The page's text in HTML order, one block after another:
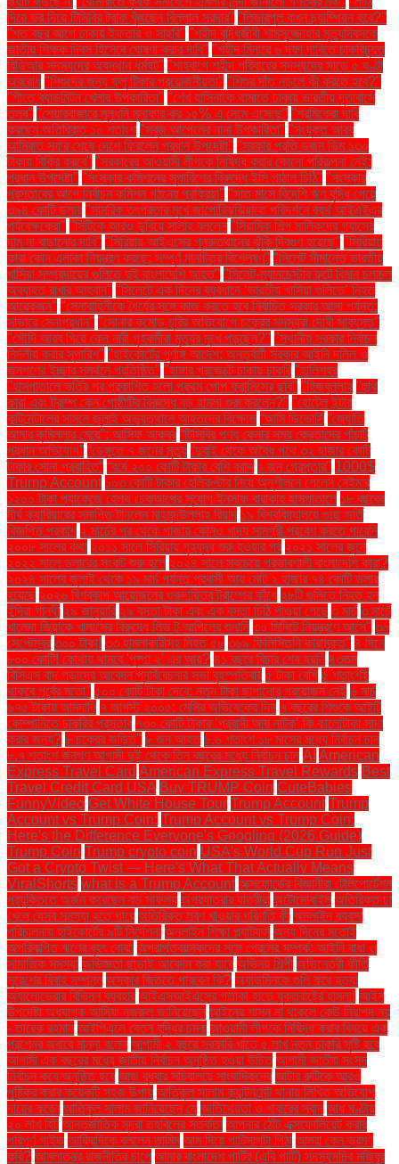
দিয়ে ভর দিয়ে টিসিবির ট্রাক খুঁজছেন বিল্লাল সরদার" "লিভারপুল কখন চ্যাম্পিয়ন হবে?"
"শত বছর আগে ঢাকায় ইফতার ও সাহ্‌রি" "শহীদ বুদ্ধিজীবী শামসুজ্জোহার মৃত্যুদিবসকে
জাতীয় শিক্ষক দিবস হিসেবে ঘোষণা করার দাবি" "শহীদ মিনারে ৬ দফা দাবিতে চাকরিচ্যুত
বিডিআর সদস্যদের অবস্থান ধর্মঘট" "শাহবাগে শহীদ পরিবারের সদস্যদের সাড়ে ৫ ঘণ্টা
অবরোধ "শিশুদের জন্য ফ্লু টিকার প্রয়োজনীয়তা" "শিশুর দাঁত নড়লে কী করতে হবে?"
"শীতে ব্যাডমিন্টন খেলার উপকারিতা" "শেখ হাসিনাকে থামাতে ঢাকায় ভারতীয় দূতাবাসে
তলব" "শেয়ারবাজারে মূলধনি মুনাফার কর ১৫% এ নেমে এসেছে" "শ্রমিকেরা দাবি
করছেন অতিরিক্ত ১০ শতাংশ "সবুজ আপেলের নানা উপকারিতা" "সংযুক্ত আরব
আমিরাত সফর শেষে দেশে ফিরলেন প্রধান উপদেষ্টা" "সরকার প্রতি ডজন ডিম ১৩০
টাকায় বিক্রি করবে" "সরকারের আওয়ামী লীগকে নিষিদ্ধ করার কোনো পরিকল্পনা নেই:
প্রধান উপদেষ্টা" "সংস্কার কমিশনের সুপারিশের বিরুদ্ধে ইসি পাঠাল চিঠি" "সংস্কার
প্রস্তাবের আগে নির্বাচন কমিশন গঠনের প্রক্রিয়া" "সাত মাসে বিদেশি ঋণ বৃদ্ধি পেয়ে
৩৯৪ কোটি ডলার "সামরিক তৎপরতার মুখে জাপোরিঝঝিয়াতে পরিদর্শনে ব্যর্থ আইএইএর
পর্যবেক্ষকেরা" "সিটিকে আরও ডুবিয়ে সালাহ বললেন "সিরামিক শিল্প মালিকদের গ্যাসের
দাম না বাড়ানোর দাবি" "সিরিয়ায় আইএসের পুনরুত্থানের ঝুঁকি দ্বিগুণ হয়েছে" "সিরিয়ায়
কারা কোন এলাকা নিয়ন্ত্রণ করছে: সম্পূর্ণ মানচিত্র বিশ্লেষণ" "সিলেট সীমান্তে ভারতীয়
খাসিয়া সম্প্রদায়ের গুলিতে দুই বাংলাদেশি আহত" "সিলেট-ম্যানচেস্টার রুটে বিমান চলাচল
অব্যাহত রাখার আহ্বান" "সিলেটে এক দিনের ব্যবধানে ‘ভারতীয় খাসিয়া গু‌লিতে’ নিহত
আরেকজন" "সেনাবাহিনীকে ধৈর্যের সঙ্গে কাজ করতে হবে নির্বাচিত সরকার আসা পর্যন্ত:
সাভারে সেনাপ্রধান" "সোনার কমোড চুরির অভিযোগে চক্রের সদস্যরা দোষী সাব্যস্ত"
"সৌদি আরব গিয়ে কেন নারী গৃহকর্মীরা মৃত্যুর মুখে পড়ছেন?" "স্থানীয় সরকার নির্বাচন
নির্দলীয় করার সুপারিশ" "হাইকোর্টের পূর্ণাঙ্গ আদেশ: অন্তর্বর্তী সরকার আইনি দলিল ও
জনগণের ইচ্ছার সমর্থনে প্রতিষ্ঠিত" "হাঙ্গার প্রজেক্টে ঢাকায় চাকরি "হালিশহর
"হাসপাতালে ভর্তির পর প্রকাশিত হলো প্রথম পোপ ফ্রান্সিসের ছবি" "হিজবুল্লাহ "হুথি
কারা এবং ট্রাম্প কেন গোষ্ঠীটির বিরুদ্ধে বড় হামলা শুরু করলেন?" "হোটেল ইন্টার
কন্টিনেন্টালের সামনে জুলাই অভ্যুত্থানে আহতদের বিক্ষোভ “আমি ডিভোর্সি “জ্যোতি
আমার কুমিল্লার মেয়ে”: আসিফ আকবর “টিসিবির পণ্য কেনার সময় ক্রেতাদের পাঁচটি
প্রধান অভিযোগ” “ডেঙ্গুতে ৭ জনের মৃত্যু “দুবাই থেকে অবৈধ পথে ৩২ হাজার কোটি
টাকার সোনা প্রবাহিত” “বর্ষে ২০০ কোটি টাকার বেশি বরাদ্দ ১ জন গ্রেপ্তার" 1000$
Trump Account ১০৩ কোটি টাকার হেলিকপ্টার নিয়ে অনুশীলনে গেলেন নেইমার
১২০০ টাকা প্যাকেজে হেলথ চেকআপের সুযোগ ইনসাফ বারাকাহ হাসপাতালে ১৮ বছরের
দীর্ঘ ক্যারিয়ারের সমাপ্তি টানলেন মাহমুদউল্লাহ রিয়াদ ১৯ বিশ্ববিদ্যালয়ে গুচ্ছ ভর্তি
বিজ্ঞপ্তি প্রকাশ ২ মার্চের পর থেকে গাজায় কোনও খাদ্য সামগ্রী প্রবেশ করতে পারেনি
২০০৮ সালের কথা ২০১১ সালে সিরিয়ায় গৃহযুদ্ধ শুরু হওয়ার পর ২০২১ সালের জুনে
২০২২ সালে ডলারের সংকট শুরু হলে ২০২৪ সালে সবচেয়ে প্রভাবশালী বাংলাদেশি কারা?
২০২৪ সালের জুলাই থেকে ১৯ মার্চ পর্যন্ত প্রবাসী আয় মোট ২ হাজার ৭৪ কোটি ডলার
হয়েছে ২০২৬ বিশ্বকাপ আয়োজনের গুরুদায়িত্ব ট্রাম্পের কাঁধে ২৮টি গুলিতে নিহত হন
ইন্দিরা গান্ধী ২৯ জানুয়ারি ২৯ বস্তা টাকা এবং এক বস্তা চিঠি পাওয়া গেছে ৩ মার্চ ৩ মার্চে
খালেদা জিয়াকে খালাসের বিরুদ্ধে লিভ টু আপিলের শুনানি ৩০ মিনিটে নিয়ন্ত্রণে আসে" ৩০
সেপ্টেম্বর ৩০০ টাকা! ৩৩ হামলাকারীসহ নিহত ৫৮ ৩৬৯ ফিলিস্তিনি কারামুক্ত" ৪ দিনে
৮০০ কোটি! কোথায় থামবে 'পুষ্পা ২' এর আয়? ৪১ বছরে বিচার শেষ হয়নি ৪৩তম
বিসিএস বাদ পড়াদের আবেদন পুনর্বিবেচনার সভা বৃহস্পতিবার ৫ টাকা বেশি ৫ শতাংশই
থাকবে পূর্বের মতো" ৫০০ কোটি টাকা দেবে: নতুন টাকা ছাপানোর প্রয়োজন নেই ৬ মার্চ
৬৭৫ টাকায় আমদানি ৭ আগস্ট ২০০৫: মেসির অভিষেকের দিন ৭ বছরের শিশুকে আইটি
কোম্পানিতে চাকরির প্রস্তাব ৭৩০ কোটি টাকার ‘প্রবাসী আয় নাটক’ কি কালোটাকা সাদা
করার জন্য? ৮ চক্রের জড়িত" ৮ জন আহত ৮.৬ শতাংশ ১৮ মাসের মধ্যে নির্বাচন চান
৮.৭ শতাংশ জনগণ আগামী দুই থেকে তিন বছরের মধ্যে নির্বাচন চান AI American
Express Travel Card American Express Travel Rewards Best
Travel Credit Card USA Buy TRUMP Coin CuteBabies
FunnyVideo Get White House Tour Trump Account Trump
Account vs Trump Coin: Trump Account vs Trump Coin:
Here's the Difference Everyone's Googling (2026 Guide)
Trump Coin Trump crypto coin USA's World Cup Run Just
Got a Crypto Twist — Here's What That Actually Means
ViralShorts what is a Trump Account অক্সফোর্ডের বিজ্ঞানীরা টেলিপোর্টেশন
প্রযুক্তিতে অর্জন করেছেন বড় সাফল্য অগ্রযাত্রার যাত্রীরা অটোমোবাইল অতিরিক্ত চা
খেলে যেসব সমস্যা হতে পারে অতিরিক্ত লবণ খাওয়ার পরিণতি কী অনলাইন ব্যবসা
পরিচালনায় হাইকোর্টের ৯টি নির্দেশনা অনলাইন শিক্ষা প্ল্যাটফর্ম অন্য দিনের মতোই
অপরিকল্পিত ঋণের বৃহৎ বোঝা অপ্রাপ্তবয়স্কদের সঙ্গে প্রেমের সম্পর্ক: আইনি বাধা ও
সামাজিক সমস্যা অভিজ্ঞতা ছাড়াই আবেদন করা যাবে অভিনয় শিল্পী অভিনেত্রী কীর্তি
সুরেশের বিবাহ সম্পন্ন অস্কার জিততে পারবেন কি? অ্যাডমিনকে গুলি করে হত্যা
অ্যালোভেরার বিভিন্ন ব্যবহার আইএসআইএসের পতাকা হাতে যুক্তরাষ্ট্রে হামলা! আইন
উপদেষ্টা অধ্যাপক আসিফ নজরুল জানিয়েছেন আইনের শাসন না থাকলে কেউ নিরাপদ নয়
- তারেক রহমান আইপিএলে বেতন বৃদ্ধির চমক আওয়ামী লীগকে নিষিদ্ধ করার বিষয়ে এক
প্রশ্নের জবাবে মান্না বলেন আগামী ২ বছরে সরকারি খাতে ৫ লাখ নতুন চাকরি সৃষ্টি হবে
আগামী এক বছরের মধ্যে জাতীয় নির্বাচন অনুষ্ঠিত হওয়া উচিত আগামী জাতীয় সংসদ
নির্বাচন কবে অনুষ্ঠিত হবে আজ বুধবার সচিবালয়ে সাংবাদিকদের আটার রুটিকে আরও
পুষ্টিকর করার কয়েকটি সহজ উপায় আতিকুল সালাম ক্যান্টনমেন্ট থানায় লিখিত অভিযোগ
দায়ের করেন আতিকুল সালাম জানিয়েছেন যে আতিথেয়তা ও খাবারের স্বাদ আধ ঘণ্টায়
২০ লাখ হিট আন্তর্জাতিক মুদ্রা তহবিলের সতর্কতা আপনার ঠোঁট এক্সফোলিয়েট করার
পরিপূর্ণ গাইড আফ্রিদিকে বললেন তামিম আম দিয়ে পাটিসাপটা পিঠা আমরা কেন ভ্রমণ
করি? আমলাতন্ত্র রাজনীতির চাপে আমার বাংলাদেশ পার্টির (এবি পার্টি) সদস্যসচিব মজিবুর